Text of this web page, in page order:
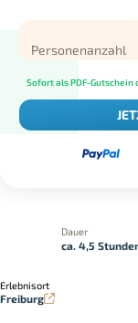
Personenanzahl
Sofort als PDF-Gutschein
Dauer
ca. 4,5
Erlebnisort
Freiburg